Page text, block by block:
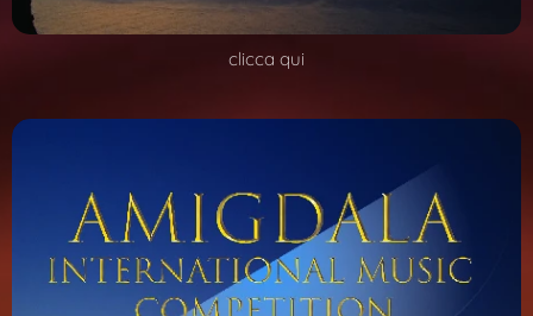
clicca qui